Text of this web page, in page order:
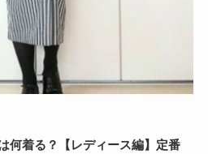
何着る？【レディース編】定番